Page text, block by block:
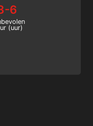
brevet.
6
(uur)